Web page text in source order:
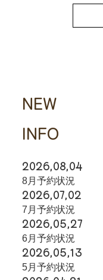
NEW
INFO
2026,08,04
8月予約状況
2026,07,02
7月予約状況
2026,05,27
6月予約状況
2026,05,13
5月予約状況